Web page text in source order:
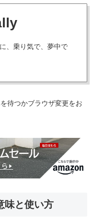
、乗り気で、夢中で
待つかブラウザ変更をお
味と使い方